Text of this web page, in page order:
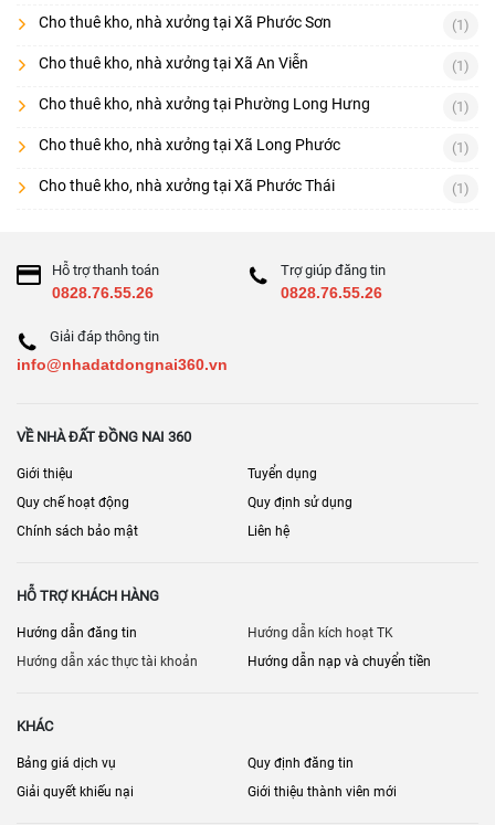
Cho thuê kho, nhà xưởng tại Xã Phước Sơn (1)
Cho thuê kho, nhà xưởng tại Xã An Viễn (1)
Cho thuê kho, nhà xưởng tại Phường Long Hưng (1)
Cho thuê kho, nhà xưởng tại Xã Long Phước (1)
Cho thuê kho, nhà xưởng tại Xã Phước Thái (1)
Hỗ trợ thanh toán
0828.76.55.26
Trợ giúp đăng tin
0828.76.55.26
Giải đáp thông tin
info@nhadatdongnai360.vn
VỀ NHÀ ĐẤT ĐỒNG NAI 360
Giới thiệu
Tuyển dụng
Quy chế hoạt động
Quy định sử dụng
Chính sách bảo mật
Liên hệ
HỖ TRỢ KHÁCH HÀNG
Hướng dẫn đăng tin
Hướng dẫn kích hoạt TK
Hướng dẫn xác thực tài khoản
Hướng dẫn nạp và chuyển tiền
KHÁC
Bảng giá dịch vụ
Quy định đăng tin
Giải quyết khiếu nại
Giới thiệu thành viên mới